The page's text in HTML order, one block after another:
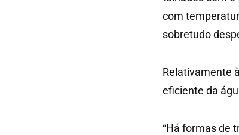
com
sobretudo
Relativamente
eficiente da
“Há formas de